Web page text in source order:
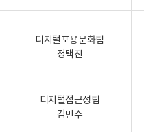
디지털포용문화팀
정택진
디지털접근성팀
김민수